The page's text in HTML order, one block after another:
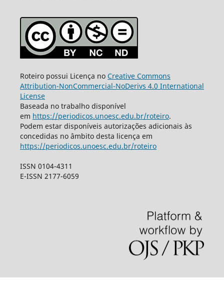
Roteiro possui Licença no Creative Commons
Attribution-NonCommercial-NoDerivs 4.0 International
License
Baseada no trabalho disponível
em https://periodicos.unoesc.edu.br/roteiro.
Podem estar disponíveis autorizações adicionais às
concedidas no âmbito desta licença em
https://periodicos.unoesc.edu.br/roteiro
ISSN 0104-4311
E-ISSN 2177-6059